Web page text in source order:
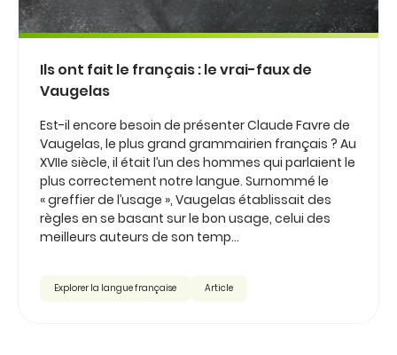
Ils ont fait le français : le vrai-faux de
Vaugelas
Est-il encore besoin de présenter Claude Favre de
Vaugelas, le plus grand grammairien français ? Au
XVIIe siècle, il était l’un des hommes qui parlaient le
plus correctement notre langue. Surnommé le
« greffier de l’usage », Vaugelas établissait des
règles en se basant sur le bon usage, celui des
meilleurs auteurs de son temp...
Explorer la langue française Article